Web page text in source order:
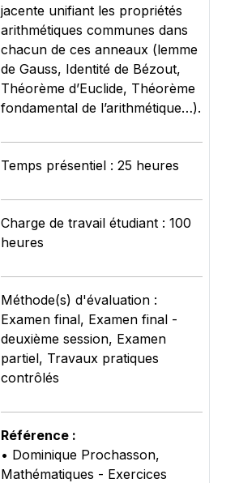
jacente unifiant les propriétés
arithmétiques communes dans
chacun de ces anneaux (lemme
de Gauss, Identité de Bézout,
Théorème d’Euclide, Théorème
fondamental de l’arithmétique…).
Temps présentiel : 25 heures
Charge de travail étudiant : 100
heures
Méthode(s) d'évaluation :
Examen final, Examen final -
deuxième session, Examen
partiel, Travaux pratiques
contrôlés
Référence :
• Dominique Prochasson,
Mathématiques - Exercices